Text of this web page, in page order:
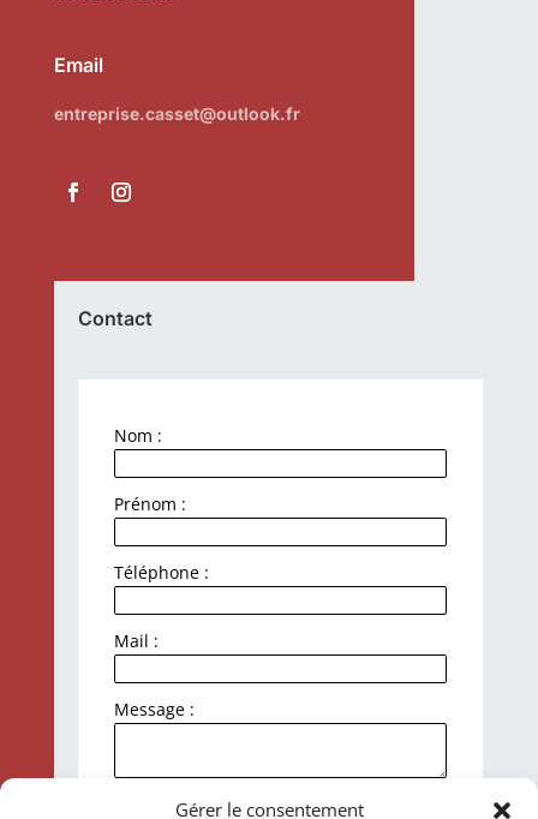
Gérer le consentement
Email
entreprise.casset@outlook.fr
Contact
Nom :
Prénom :
Téléphone :
Mail :
Message :
J'accepte la politique de